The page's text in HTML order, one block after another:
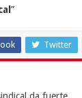
”
Twitter